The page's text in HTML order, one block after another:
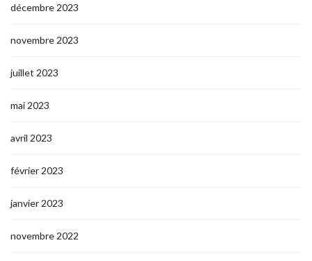
décembre 2023
novembre 2023
juillet 2023
mai 2023
avril 2023
février 2023
janvier 2023
novembre 2022